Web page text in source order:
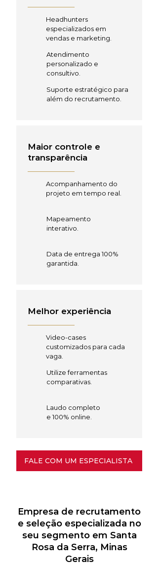
Headhunters
especializados em
vendas e marketing.
Atendimento
personalizado e
consultivo.
Suporte estratégico para
além do recrutamento.
Maior controle e
transparência
Acompanhamento do
projeto em tempo real.
Mapeamento
interativo.
Data de entrega 100%
garantida.
Melhor experiência
Video-cases
customizados para cada
vaga.
Utilize ferramentas
comparativas.
Laudo completo
e 100% online.
FALE COM UM ESPECIALISTA
Empresa de recrutamento
e seleção especializada no
seu segmento em Santa
Rosa da Serra, Minas
Gerais